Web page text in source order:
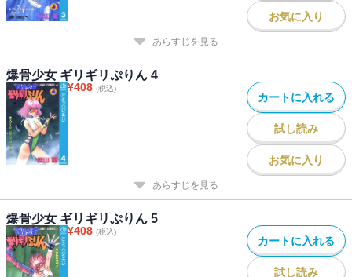
お気に入り
あらすじを見る
爆骨少女 ギリギリぷりん 4
¥408 (税込)
カートに入れる
試し読み
お気に入り
あらすじを見る
爆骨少女 ギリギリぷりん 5
¥408 (税込)
カートに入れる
試し読み